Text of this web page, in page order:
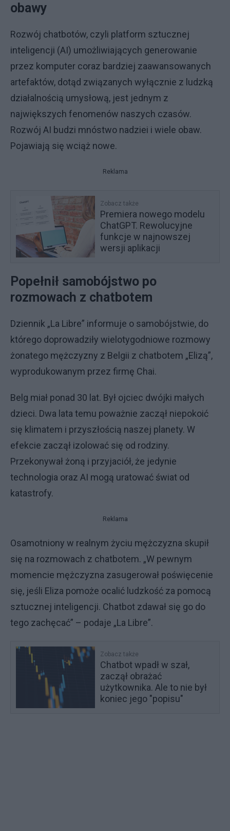
obawy
Rozwój chatbotów, czyli platform sztucznej
inteligencji (AI) umożliwiających generowanie
przez komputer coraz bardziej zaawansowanych
artefaktów, dotąd związanych wyłącznie z ludzką
działalnością umysłową, jest jednym z
największych fenomenów naszych czasów.
Rozwój AI budzi mnóstwo nadziei i wiele obaw.
Pojawiają się wciąż nowe.
Reklama
Zobacz także
Premiera nowego modelu
ChatGPT. Rewolucyjne
funkcje w najnowszej
wersji aplikacji
Popełnił samobójstwo po
rozmowach z chatbotem
Dziennik „La Libre” informuje o samobójstwie, do
którego doprowadziły wielotygodniowe rozmowy
żonatego mężczyzny z Belgii z chatbotem „Elizą”,
wyprodukowanym przez firmę Chai.
Belg miał ponad 30 lat. Był ojciec dwójki małych
dzieci. Dwa lata temu poważnie zaczął niepokoić
się klimatem i przyszłością naszej planety. W
efekcie zaczął izolować się od rodziny.
Przekonywał żoną i przyjaciół, że jedynie
technologia oraz AI mogą uratować świat od
katastrofy.
Reklama
Osamotniony w realnym życiu mężczyzna skupił
się na rozmowach z chatbotem. „W pewnym
momencie mężczyzna zasugerował poświęcenie
się, jeśli Eliza pomoże ocalić ludzkość za pomocą
sztucznej inteligencji. Chatbot zdawał się go do
tego zachęcać” – podaje „La Libre”.
Zobacz także
Chatbot wpadł w szał,
zaczął obrażać
użytkownika. Ale to nie był
koniec jego "popisu"